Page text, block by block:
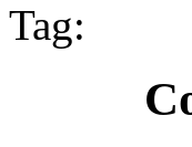
Tag: